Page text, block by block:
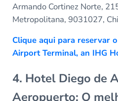
Armando Cortinez Norte,
Metropolitana, 9031027,
Clique aqui para reservar
Airport Terminal, an IHG
4. Hotel Diego de
Aeropuerto: O